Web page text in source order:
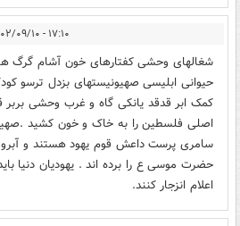
۱۷:۱۰ - ۱۴۰۲/۰۹/۱۰
شغالهای وحشی کفتارهای خون آشام گرگ
حیوانی ابلیسی صهیونیستهای بزدل ترسو
کمک ابر قدقد یانکی گاه و غرب وحشی
اصلی فلسطین را به خاک و خون کشید
سامری پرست داعش قوم یهود هستند و
حضرت موسی ع را برده اند . یهودیان دنیا
اعلام انزجار کنند.